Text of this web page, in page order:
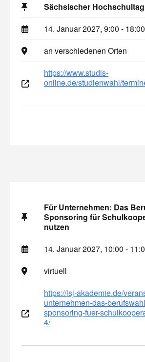
Sächsischer Hochschultag
14. Januar 2027, 9:00 -
an verschiedenen Orten
https://www.studis-
online.de/studienwahl/
Für Unternehmen: Das
Sponsoring für
nutzen
14. Januar 2027, 10:00 -
virtuell
https://lsj-akademie.de/
unternehmen-das-
sponsoring-fuer-
4/